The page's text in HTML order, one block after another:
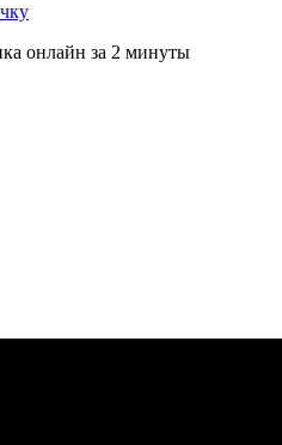
онлайн за 2 минуты